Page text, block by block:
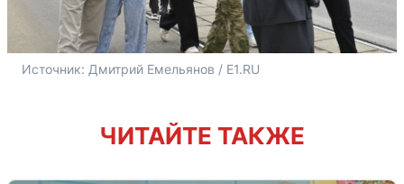
Источник: Дмитрий Емельянов / E1.RU
ЧИТАЙТЕ ТАКЖЕ